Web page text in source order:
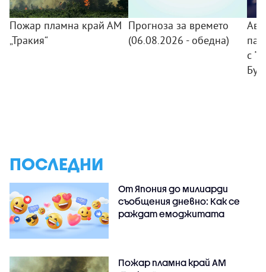
Пожар пламна край АМ
„Тракия“
Прогноза за времето
(06.08.2026 - обедна)
с
ПОСЛЕДНИ
От Япония до милиарди
съобщения дневно: Как се
раждат емоджитата
Пожар пламна край АМ